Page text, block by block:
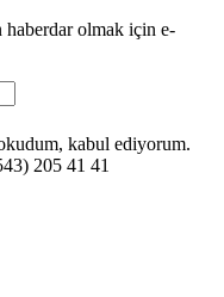
olmak için e-
kabul ediyorum.
205 41 41